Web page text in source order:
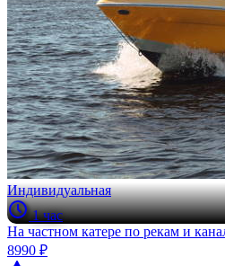
Индивидуальная
1 час
На частном катере по рекам и
8990 ₽